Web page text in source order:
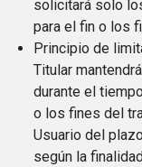
solicitará solo
para el fin o los
Principio de
Titular
durante el
o los fines del
Usuario del
según la